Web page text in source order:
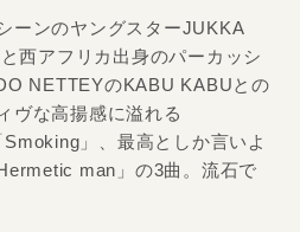
ーンのヤングスターJUKKA
西アフリカ出身のパーカッシ
NETTEYのKABU KABUとの
ヴな高揚感に溢れる
Smoking」、最高としか言いよ
man」の3曲。流石で